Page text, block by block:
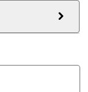
